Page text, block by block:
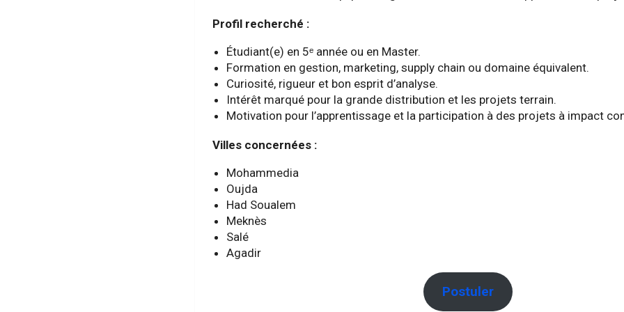
Profil recherché :
Étudiant(e) en 5ᵉ année ou en Master.
Formation en gestion, marketing, supply chain ou domaine équivalent.
Curiosité, rigueur et bon esprit d’analyse.
Intérêt marqué pour la grande distribution et les projets terrain.
Motivation pour l’apprentissage et la participation à des projets à impact
Villes concernées :
Mohammedia
Oujda
Had Soualem
Meknès
Salé
Agadir
Postuler